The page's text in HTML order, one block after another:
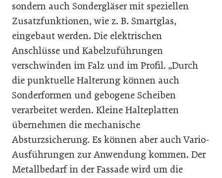
sondern auch Sondergläser mit speziellen
Zusatzfunktionen, wie z. B. Smartglas,
eingebaut werden. Die elektrischen
Anschlüsse und Kabelzuführungen
verschwinden im Falz und im Profil. „Durch
die punktuelle Halterung können auch
Sonderformen und gebogene Scheiben
verarbeitet werden. Kleine Halteplatten
übernehmen die mechanische
Absturzsicherung. Es können aber auch Vario-
Ausführungen zur Anwendung kommen. Der
Metallbedarf in der Fassade wird um die